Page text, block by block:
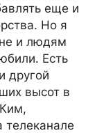
еще и
Но я
и людям
Есть
другой
высот в